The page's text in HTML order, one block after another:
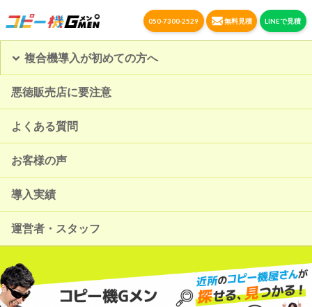
050-7300-2529 無料見積 LINEで見積
複合機導入が初めての方へ
悪徳販売店に要注意
よくある質問
お客様の声
導入実績
運営者・スタッフ